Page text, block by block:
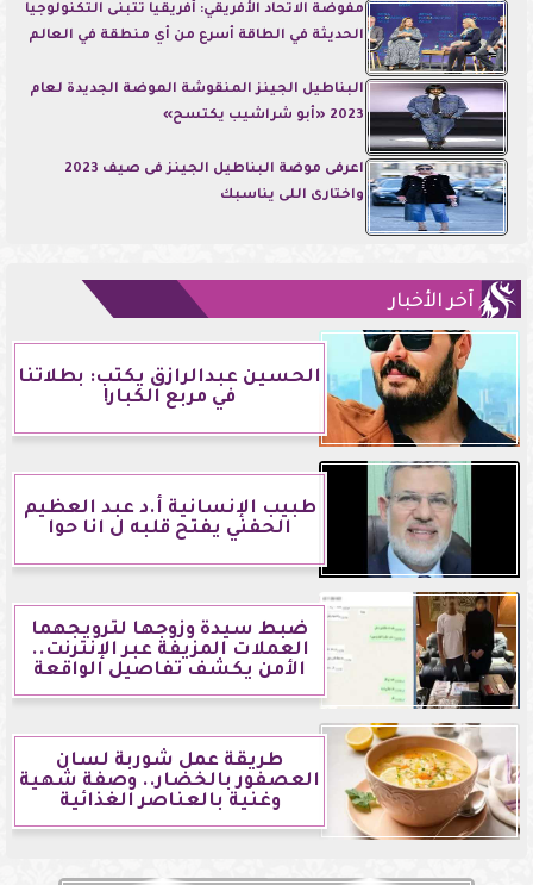
مفوضة الاتحاد الأفريقي: أفريقيا تتبنى التكنولوجيا
الحديثة في الطاقة أسرع من أي منطقة في العالم
البناطيل الجينز المنقوشة الموضة الجديدة لعام
2023 «أبو شراشيب يكتسح»
اعرفى موضة البناطيل الجينز فى صيف 2023
واختارى اللى يناسبك
آخر الأخبار
الحسين عبدالرازق يكتب: بطلاتنا
في مربع الكبار!
طبيب الإنسانية أ.د عبد العظيم
الحفني يفتح قلبه ل انا حوا
ضبط سيدة وزوجها لترويجهما
العملات المزيفة عبر الإنترنت..
الأمن يكشف تفاصيل الواقعة
طريقة عمل شوربة لسان
العصفور بالخضار.. وصفة شهية
وغنية بالعناصر الغذائية